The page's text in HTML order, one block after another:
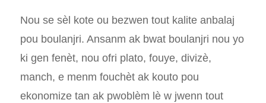
Nou se sèl kote ou bezwen tout kalite anbalaj
pou boulanjri. Ansanm ak bwat boulanjri nou yo
ki gen fenèt, nou ofri plato, fouye, divizè,
manch, e menm fouchèt ak kouto pou
ekonomize tan ak pwoblèm lè w jwenn tout